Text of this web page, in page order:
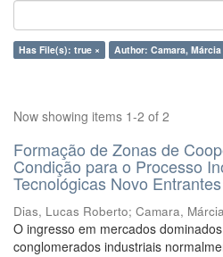
Has File(s): true × Author: Camara, Márcia
Now showing items 1-2 of 2
Formação de Zonas de
Condição para o Processo
Tecnológicas Novo Entrantes
Dias, Lucas Roberto; Camara,
O ingresso em mercados
conglomerados industriais